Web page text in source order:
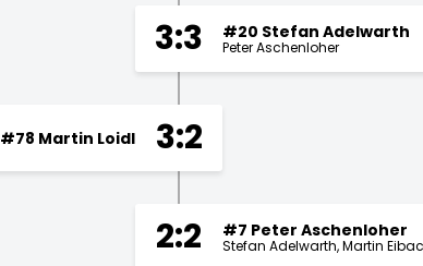
3:3 #20 Stefan Adelwarth
Peter Aschenloher
3:2
#78 Martin Loidl
2:2 #7 Peter Aschenloher
Stefan Adelwarth Martin